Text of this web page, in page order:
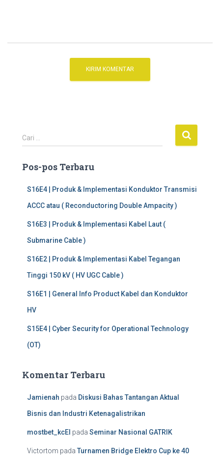
C
a
i
Cari …
Pos-pos Terbaru
S16E4 | Produk & Implementasi Konduktor Transmisi
ACCC atau ( Reconductoring Double Ampacity )
S16E3 | Produk & Implementasi Kabel Laut (
Submarine Cable )
S16E2 | Produk & Implementasi Kabel Tegangan
Tinggi 150 kV ( HV UGC Cable )
S16E1 | General Info Product Kabel dan Konduktor
HV
S15E4 | Cyber Security for Operational Technology
(OT)
Komentar Terbaru
Jamienah pada Diskusi Bahas Tantangan Aktual
Bisnis dan Industri Ketenagalistrikan
mostbet_kcEl pada Seminar Nasional GATRIK
Victortom pada Turnamen Bridge Elektro Cup ke 40